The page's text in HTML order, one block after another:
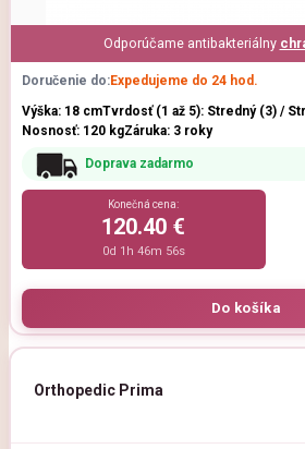
Odporúčame antibakteriálny
Doručenie do:Expedujeme do 24 hod.
Výška: 18 cmTvrdosť (1 až 5): Stredný (3) /
Nosnosť: 120 kgZáruka: 3 roky
Doprava zadarmo
Konečná cena:
120.40 €
0d 1h 46m 54s
Orthopedic Prima